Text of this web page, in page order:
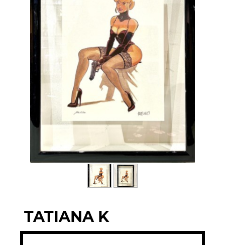
TATIANA K